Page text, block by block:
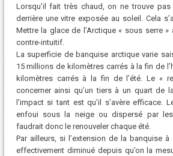
Lorsqu’il fait très chaud, on ne trouve
derrière une vitre exposée au soleil. Cela
Mettre la glace de l’Arctique « sous serre
contre-intuitif.
La superficie de banquise arctique varie
15 millions de kilomètres carrés à la fin de
kilomètres carrés à la fin de l’été. Le «
concerner ainsi qu’un tiers à un quart de
l’impact si tant est qu’il s’avère efficace.
enfoui sous la neige ou dispersé par les
faudrait donc le renouveler chaque été.
Par ailleurs, si l’extension de la banquise
effectivement diminué depuis qu’on la